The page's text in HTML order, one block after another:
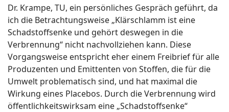
Dr. Krampe, TU, ein persönliches Gespräch geführt, da
ich die Betrachtungsweise „Klärschlamm ist eine
Schadstoffsenke und gehört deswegen in die
Verbrennung“ nicht nachvollziehen kann. Diese
Vorgangsweise entspricht eher einem Freibrief für alle
Produzenten und Emittenten von Stoffen, die für die
Umwelt problematisch sind, und hat maximal die
Wirkung eines Placebos. Durch die Verbrennung wird
öffentlichkeitswirksam eine „Schadstoffsenke“